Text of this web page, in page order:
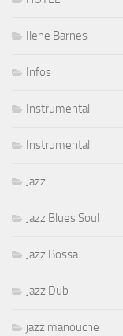
Ilene Barnes
Infos
Instrumental
Instrumental
Jazz
Jazz Blues Soul
Jazz Bossa
Jazz Dub
jazz manouche